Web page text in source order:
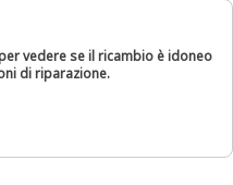
vedere se il ricambio è idoneo
di riparazione.